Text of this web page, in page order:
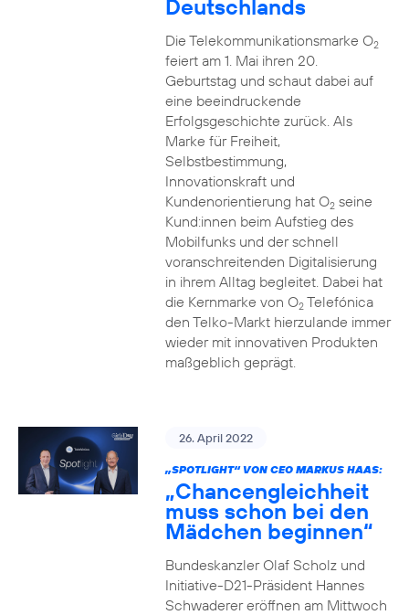
Deutschlands
Die Telekommunikationsmarke O2
feiert am 1. Mai ihren 20.
Geburtstag und schaut dabei auf
eine beeindruckende
Erfolgsgeschichte zurück. Als
Marke für Freiheit,
Selbstbestimmung,
Innovationskraft und
Kundenorientierung hat O2seine
Kund:innen beim Aufstieg des
Mobilfunks und der schnell
voranschreitenden Digitalisierung
in ihrem Alltag begleitet. Dabei hat
die Kernmarke von O2Telefónica
den Telko-Markt hierzulande immer
wieder mit innovativen Produkten
maßgeblich geprägt.
26. April 2022
„SPOTLIGHT“ VON CEO MARKUS HAAS:
„Chancengleichheit
muss schon bei den
Mädchen beginnen“
Bundeskanzler Olaf Scholz und
Initiative-D21-Präsident Hannes
Schwaderer eröffnen am Mittwoch